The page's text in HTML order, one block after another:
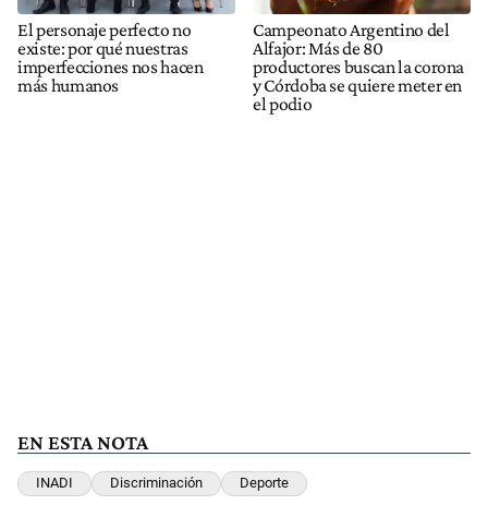
El personaje perfecto no
existe: por qué nuestras
imperfecciones nos hacen
más humanos
Campeonato Argentino del
Alfajor: Más de 80
productores buscan la corona
y Córdoba se quiere meter en
el podio
EN ESTA NOTA
INADI Discriminación Deporte